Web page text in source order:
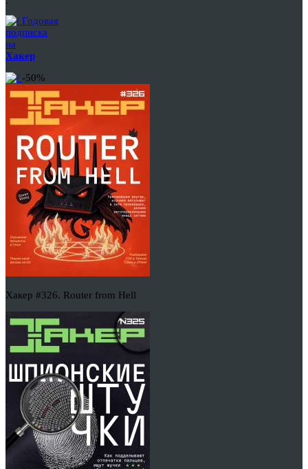
Годовая
подписка
на
Хакер
-50%
Хакер #326. Router from Hell